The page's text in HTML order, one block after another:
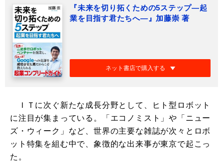
『未来を切り拓くための5ステップ―起
業を目指す君たちへ―』加藤崇 著
ネット書店で購入する
ＩＴに次ぐ新たな成長分野として、ヒト型ロボット
に注目が集まっている。「エコノミスト」や「ニュー
ズ・ウィーク」など、世界の主要な雑誌が次々とロボ
ット特集を組む中で、象徴的な出来事が東京で起こっ
た。